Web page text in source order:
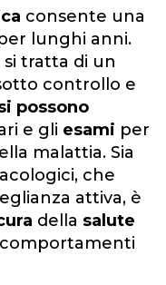
consente una
lunghi anni.
si tratta di un
controllo e
possono
e gli esami per
malattia. Sia
che
attiva, è
della salute